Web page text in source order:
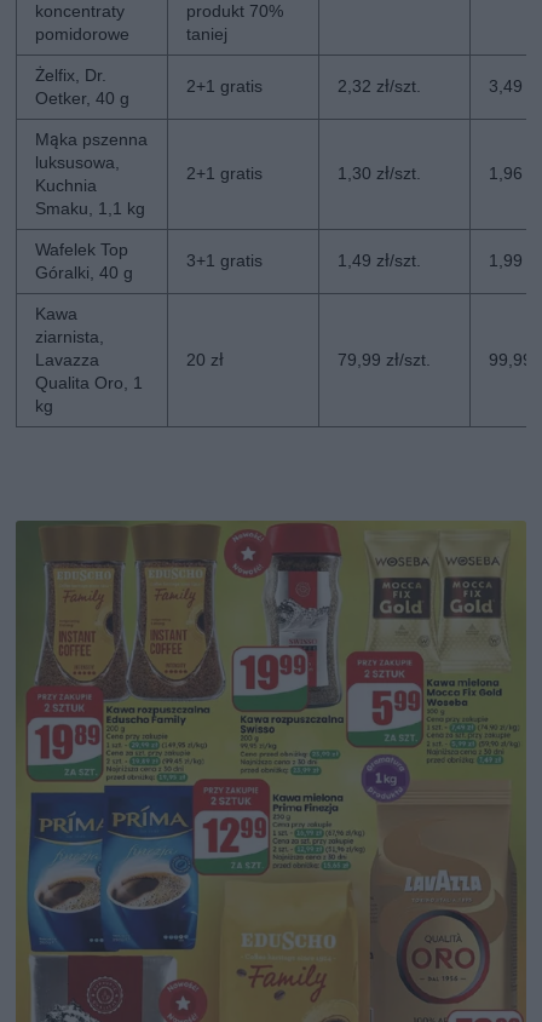
koncentraty
pomidorowe
produkt 70%
taniej
Żelfix, Dr.
Oetker, 40 g
2+1 gratis 2,32 zł/szt. 3,49
Mąka pszenna
luksusowa,
Kuchnia
Smaku, 1,1 kg
2+1 gratis 1,30 zł/szt. 1,96
Wafelek Top
Góralki, 40 g
3+1 gratis 1,49 zł/szt. 1,99
Kawa
ziarnista,
Lavazza
Qualita Oro, 1
kg
20 zł 79,99 zł/szt. 99,99